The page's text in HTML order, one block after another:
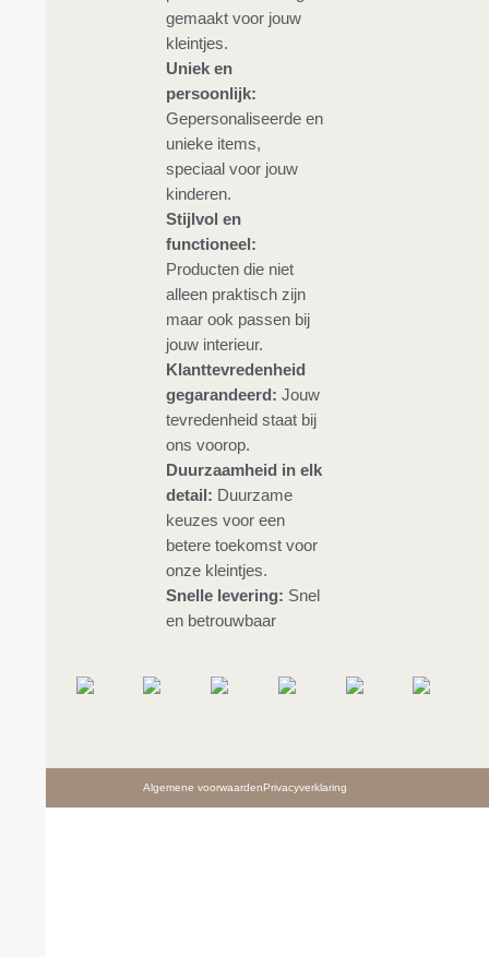
gemaakt voor jouw
kleintjes.
Uniek en
persoonlijk:
Gepersonaliseerde en
unieke items,
speciaal voor jouw
kinderen.
Stijlvol en
functioneel:
Producten die niet
alleen praktisch zijn
maar ook passen bij
jouw interieur.
Klanttevredenheid
gegarandeerd: Jouw
tevredenheid staat bij
ons voorop.
Duurzaamheid in elk
detail: Duurzame
keuzes voor een
betere toekomst voor
onze kleintjes.
Snelle levering: Snel
en betrouwbaar
Algemene voorwaardenPrivacyverklaring